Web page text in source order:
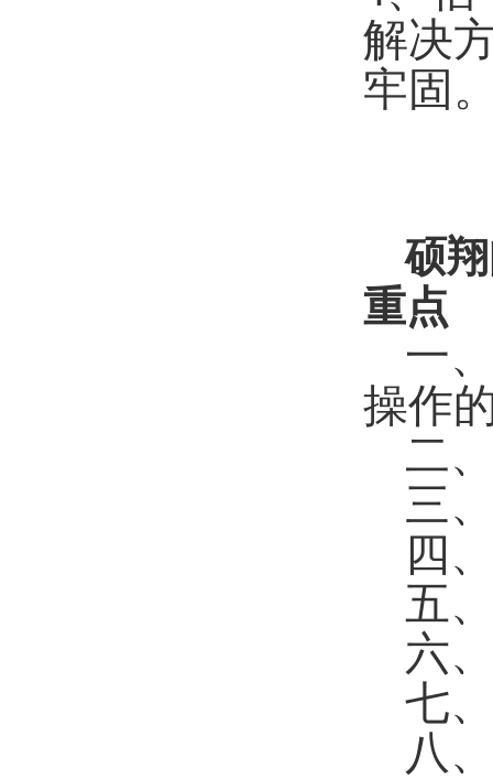
解决
牢固
硕
重点
一
操作
二
三
四
五
六
七
八